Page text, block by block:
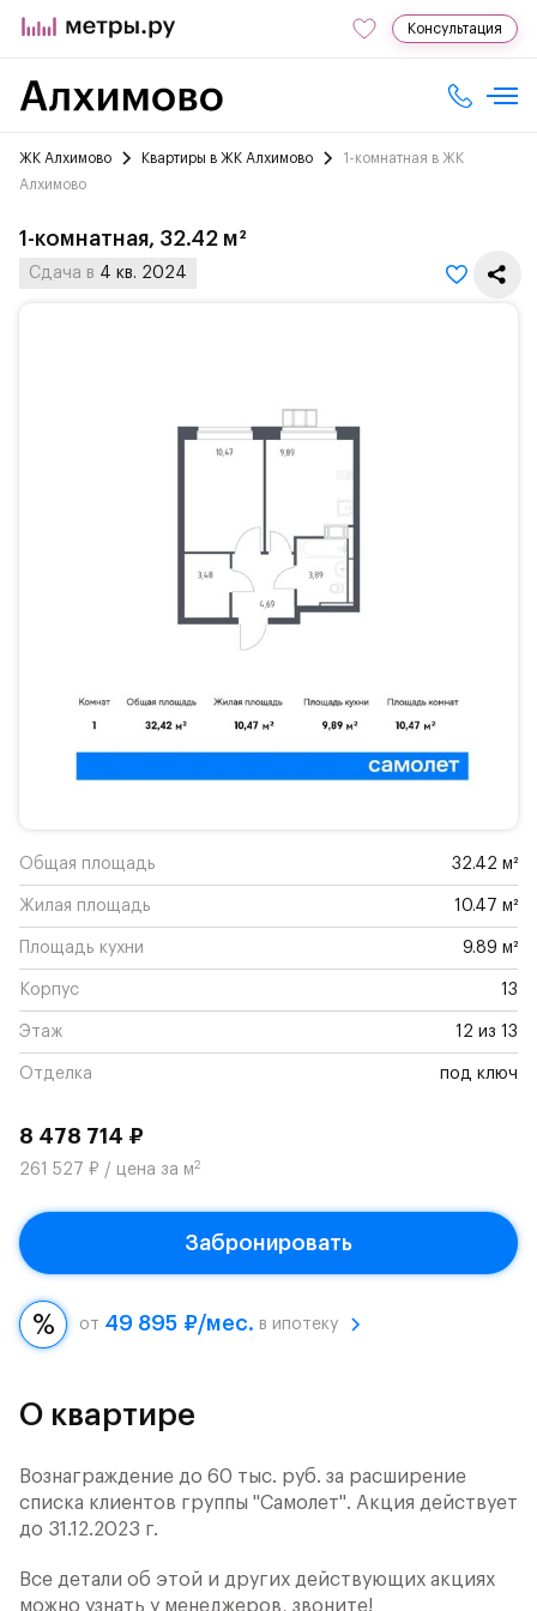
Консультация
ЖК Алхимово Квартиры в ЖК Алхимово
1-комнатная в ЖК
Алхимово
1-комнатная, 32.42 м²
Сдача в 4 кв. 2024
Общая площадь 32.42 м²
Жилая площадь 10.47 м²
Площадь кухни 9.89 м²
Корпус 13
Этаж 12 из 13
Отделка под ключ
8 478 714 ₽
261 527 ₽ / цена за м2
Забронировать
от 49 895 ₽/мес. в ипотеку
О квартире
Вознаграждение до 60 тыс. руб. за расширение
списка клиентов группы "Самолет". Акция действует
до 31.12.2023 г.
Все детали об этой и других действующих акциях
можно узнать у менеджеров, звоните!